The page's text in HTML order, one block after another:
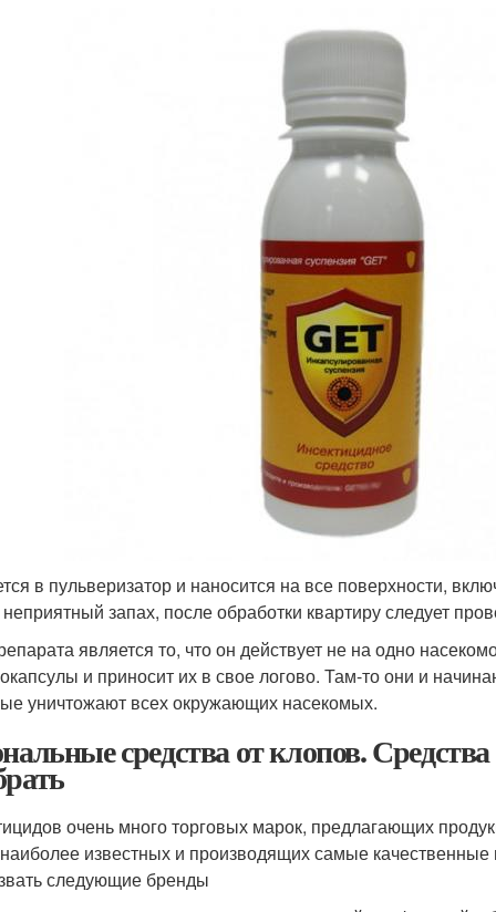
в пульверизатор и наносится на все поверхности,
запах, после обработки квартиру следует
является то, что он действует не на одно
и приносит их в свое логово. Там-то они и
уничтожают всех окружающих насекомых.
средства от клопов.
очень много торговых марок, предлагающих
известных и производящих самые
следующие бренды